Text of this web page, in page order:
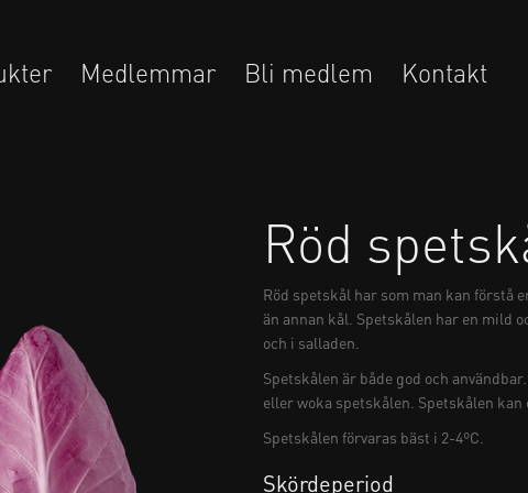
Medlemmar Bli medlem Kontakt
Röd
Röd spetskål har som man kan förstå
än annan kål. Spetskålen har en mild
och i salladen.
Spetskålen är både god och
eller woka spetskålen. Spetskålen kan
Spetskålen förvaras bäst i 2-4ºC.
Skördeperiod